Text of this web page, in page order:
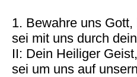
1. Bewahre uns
sei mit uns durch
II: Dein Heiliger
sei um uns auf